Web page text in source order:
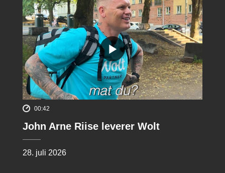
00:42
John Arne Riise leverer Wolt
28. juli 2026